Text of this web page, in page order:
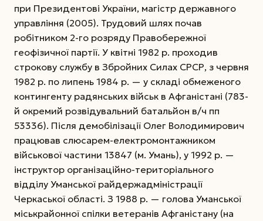
при Президентові України, магістр державного
управління (2005). Трудовий шлях почав
робітником 2-го розряду Правобережної
геофізичної партії. У квітні 1982 р. проходив
строкову службу в Збройних Силах СРСР, з червня
1982 р. по липень 1984 р. — у складі обмеженого
контингенту радянських військ в Афганістані (783-
й окремий розвідувальний батальйон в/ч пп
53336). Після демобілізації Олег Володимирович
працював слюсарем-електромонтажником
військової частини 13847 (м. Умань), у 1992 р. —
інструктор організаційно-територіального
відділу Уманської райдержадміністрації
Черкаської області. З 1988 р. — голова Уманської
міськрайонної спілки ветеранів Афганістану (на